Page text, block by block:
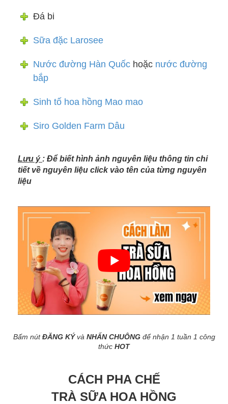
Đá bi
Sữa đặc Larosee
Nước đường Hàn Quốc hoặc nước đường
bắp
Sinh tố hoa hồng Mao mao
Siro Golden Farm Dâu
Lưu ý : Để biết hình ảnh nguyên liệu thông tin chi
tiết về nguyên liệu click vào tên của từng nguyên
liệu
Bấm nútĐĂNG KÝvà NHẤN CHUÔNG để nhận 1 tuần 1 công
thức HOT
CÁCH PHA CHẾ
TRÀ SỮA HOA HỒNG